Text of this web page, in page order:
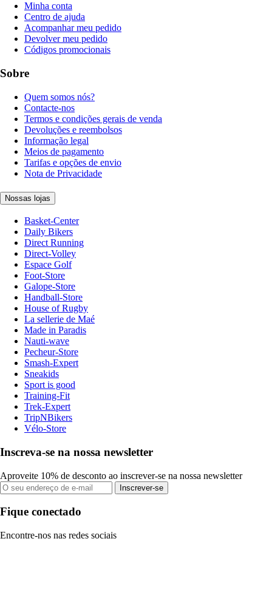
Minha conta
Centro de ajuda
Acompanhar meu pedido
Devolver meu pedido
Códigos promocionais
Sobre
Quem somos nós?
Contacte-nos
Termos e condições gerais de venda
Devoluções e reembolsos
Informação legal
Meios de pagamento
Tarifas e opções de envio
Nota de Privacidade
Nossas lojas
Basket-Center
Daily Bikers
Direct Running
Direct-Volley
Espace Golf
Foot-Store
Galope-Store
Handball-Store
House of Rugby
La sellerie de Maé
Made in Paradis
Nauti-wave
Pecheur-Store
Smash-Expert
Sneakids
Sport is good
Training-Fit
Trek-Expert
TripNBikers
Vélo-Store
Inscreva-se na nossa newsletter
Aproveite 10% de desconto ao inscrever-se na nossa newsletter
Inscrever-se
Fique conectado
Encontre-nos nas redes sociais